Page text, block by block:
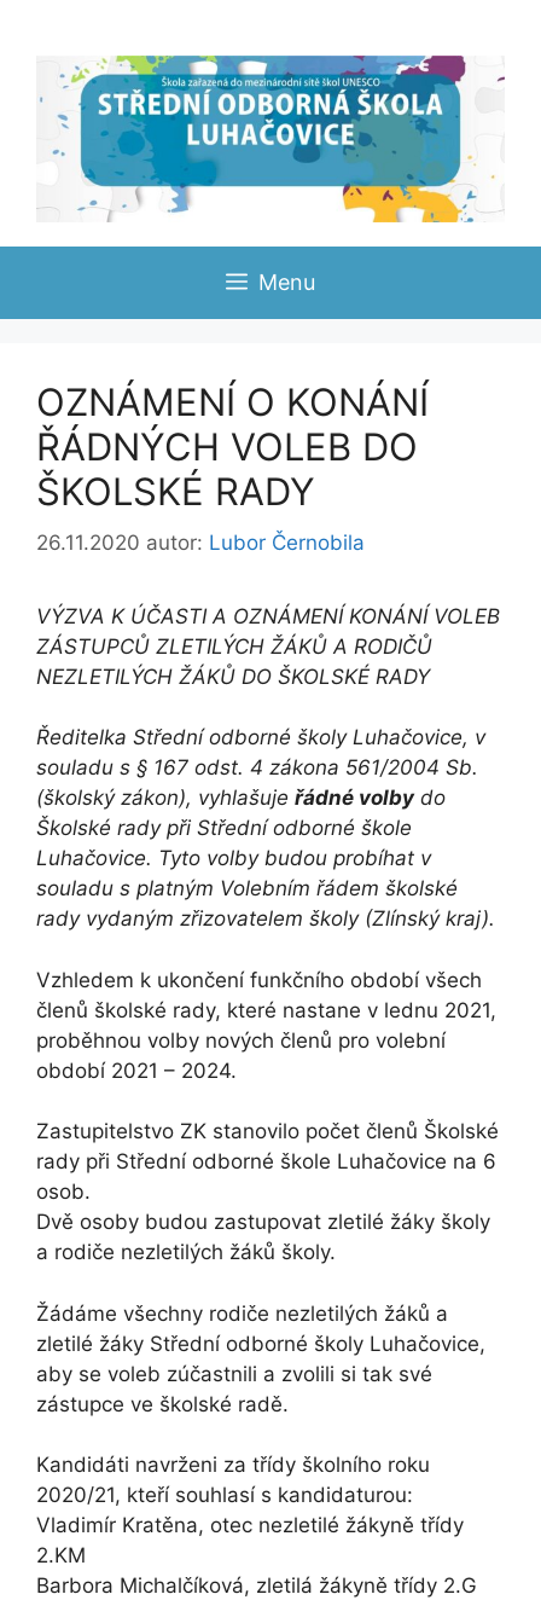
Menu
OZNÁMENÍ O KONÁNÍ
ŘÁDNÝCH VOLEB DO
ŠKOLSKÉ RADY
26.11.2020 autor: Lubor Černobila
VÝZVA K ÚČASTI A OZNÁMENÍ KONÁNÍ VOLEB
ZÁSTUPCŮ ZLETILÝCH ŽÁKŮ A RODIČŮ
NEZLETILÝCH ŽÁKŮ DO ŠKOLSKÉ RADY
Ředitelka Střední odborné školy Luhačovice, v
souladu s § 167 odst. 4 zákona 561/2004 Sb.
(školský zákon), vyhlašuje řádné volbydo
Školské rady při Střední odborné škole
Luhačovice. Tyto volby budou probíhat v
souladu s platným Volebním řádem školské
rady vydaným zřizovatelem školy (Zlínský kraj).
Vzhledem k ukončení funkčního období všech
členů školské rady, které nastane v lednu 2021,
proběhnou volby nových členů pro volební
období 2021 – 2024.
Zastupitelstvo ZK stanovilo počet členů Školské
rady při Střední odborné škole Luhačovice na 6
osob.
Dvě osoby budou zastupovat zletilé žáky školy
a rodiče nezletilých žáků školy.
Žádáme všechny rodiče nezletilých žáků a
zletilé žáky Střední odborné školy Luhačovice,
aby se voleb zúčastnili a zvolili si tak své
zástupce ve školské radě.
Kandidáti navrženi za třídy školního roku
2020/21, kteří souhlasí s kandidaturou:
Vladimír Kratěna, otec nezletilé žákyně třídy
2.KM
Barbora Michalčíková, zletilá žákyně třídy 2.G